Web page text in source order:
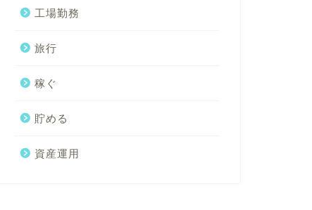
工場勤務
旅行
稼ぐ
貯める
資産運用